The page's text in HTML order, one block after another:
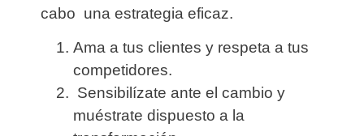
cabo una estrategia eficaz.
Ama a tus clientes y respeta a tus
competidores.
Sensibilízate ante el cambio y
muéstrate dispuesto a la